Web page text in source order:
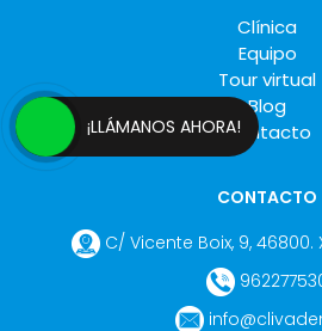
Clínica
Equipo
Tour virtual
Blog
Contacto
CONTACTO
C/ Vicente Boix, 9, 46800.
¡LLÁMANOS AHORA!